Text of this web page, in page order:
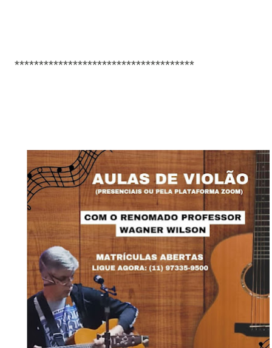
*************************************